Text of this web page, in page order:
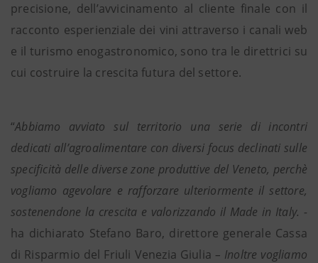
precisione, dell’avvicinamento al cliente finale con il
racconto esperienziale dei vini attraverso i canali web
e il turismo enogastronomico, sono tra le direttrici su
cui costruire la crescita futura del settore.
“Abbiamo avviato sul territorio una serie di incontri
dedicati all’agroalimentare con diversi focus declinati sulle
specificità delle diverse zone produttive del Veneto, perchè
vogliamo agevolare e rafforzare ulteriormente il settore,
sostenendone la crescita e valorizzando il Made in Italy. -
ha dichiarato Stefano Baro, direttore generale Cassa
di Risparmio del Friuli Venezia Giulia – Inoltre vogliamo